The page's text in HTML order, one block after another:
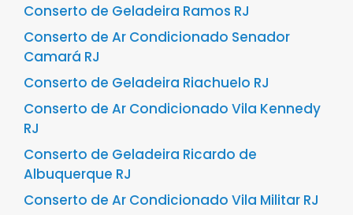
Conserto de Geladeira Ramos RJ
Conserto de Ar Condicionado Senador
Camará RJ
Conserto de Geladeira Riachuelo RJ
Conserto de Ar Condicionado Vila Kennedy
RJ
Conserto de Geladeira Ricardo de
Albuquerque RJ
Conserto de Ar Condicionado Vila Militar RJ